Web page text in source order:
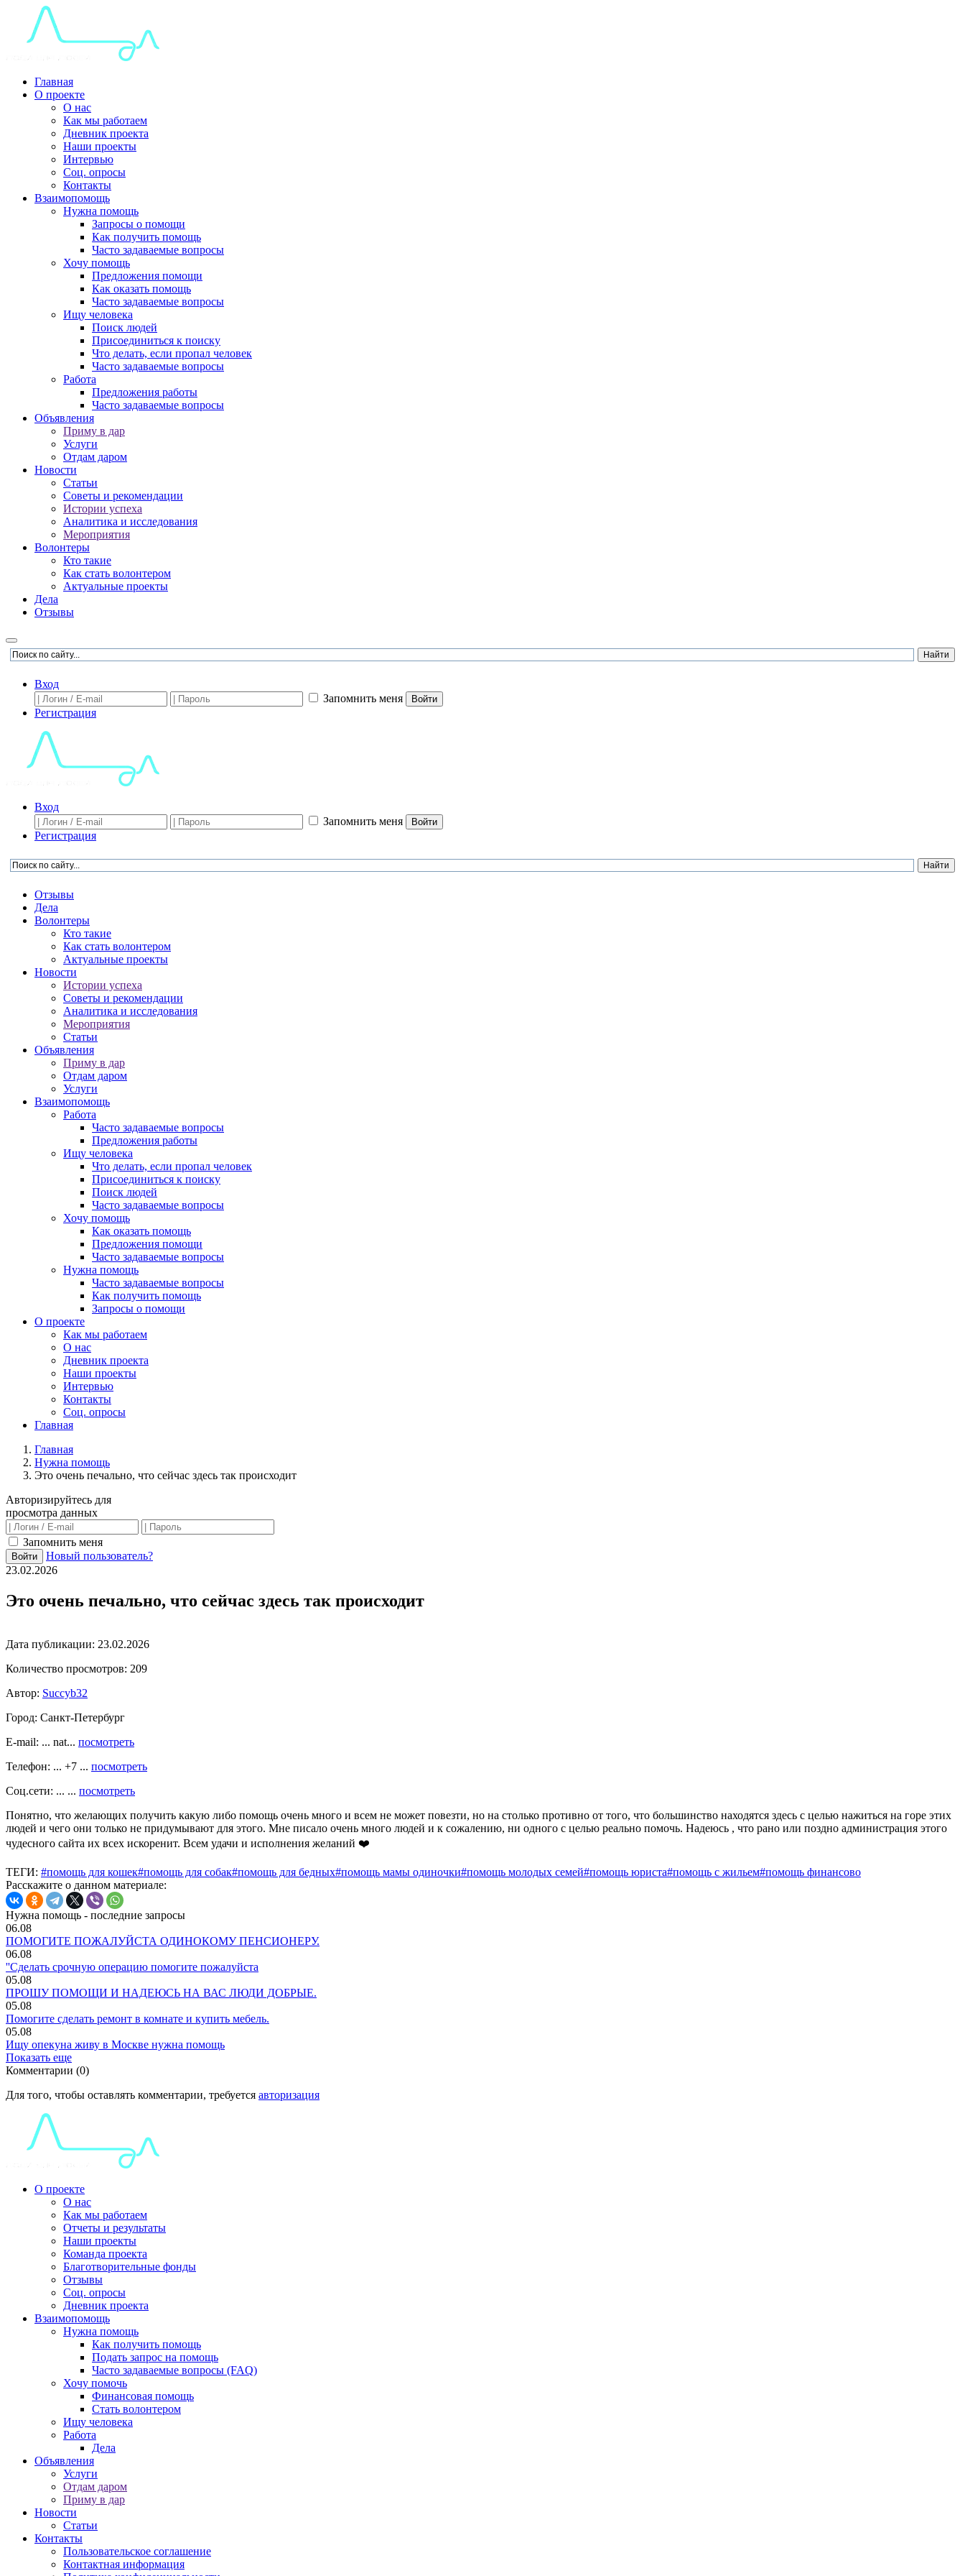
Главная
О проекте
О нас
Как мы работаем
Дневник проекта
Наши проекты
Интервью
Соц. опросы
Контакты
Взаимопомощь
Нужна помощь
Запросы о помощи
Как получить помощь
Часто задаваемые вопросы
Хочу помощь
Предложения помощи
Как оказать помощь
Часто задаваемые вопросы
Ищу человека
Поиск людей
Присоединиться к поиску
Что делать, если пропал человек
Часто задаваемые вопросы
Работа
Предложения работы
Часто задаваемые вопросы
Объявления
Приму в дар
Услуги
Отдам даром
Новости
Статьи
Советы и рекомендации
Истории успеха
Аналитика и исследования
Мероприятия
Волонтеры
Кто такие
Как стать волонтером
Актуальные проекты
Дела
Отзывы
Вход
Запомнить меня
Войти
Регистрация
Вход
Запомнить меня
Войти
Регистрация
Отзывы
Дела
Волонтеры
Кто такие
Как стать волонтером
Актуальные проекты
Новости
Истории успеха
Советы и рекомендации
Аналитика и исследования
Мероприятия
Статьи
Объявления
Приму в дар
Отдам даром
Услуги
Взаимопомощь
Работа
Часто задаваемые вопросы
Предложения работы
Ищу человека
Что делать, если пропал человек
Присоединиться к поиску
Поиск людей
Часто задаваемые вопросы
Хочу помощь
Как оказать помощь
Предложения помощи
Часто задаваемые вопросы
Нужна помощь
Часто задаваемые вопросы
Как получить помощь
Запросы о помощи
О проекте
Как мы работаем
О нас
Дневник проекта
Наши проекты
Интервью
Контакты
Соц. опросы
Главная
Главная
Нужна помощь
Это очень печально, что сейчас здесь так происходит
Авторизируйтесь для
просмотра данных
Запомнить меня
Войти
Новый пользователь?
23.02.2026
Это очень печально, что сейчас здесь так происходит
Дата публикации: 23.02.2026
Количество просмотров: 209
Автор: Succyb32
Город: Санкт-Петербург
E-mail: ... nat... посмотреть
Телефон: ... +7 ... посмотреть
Соц.сети: ... ... посмотреть
Понятно, что желающих получить какую либо помощь очень много и всем не может повезти, но на столько противно от того, что большинство находятся здесь с целью нажиться на горе этих
людей и чего они только не придумывают для этого. Мне писало очень много людей и к сожалению, ни одного с целью реально помочь. Надеюсь , что рано или поздно администрация этого
чудесного сайта их всех искоренит. Всем удачи и исполнения желаний ❤️
ТЕГИ: #помощь для кошек#помощь для собак#помощь для бедных#помощь мамы одиночки#помощь молодых семей#помощь юриста#помощь с жильем#помощь финансово
Расскажите о данном материале:
Нужна помощь - последние запросы
06.08
ПОМОГИТЕ ПОЖАЛУЙСТА ОДИНОКОМУ ПЕНСИОНЕРУ.
06.08
''Сделать срочную операцию помогите пожалуйста
05.08
ПРОШУ ПОМОЩИ И НАДЕЮСЬ НА ВАС ЛЮДИ ДОБРЫЕ.
05.08
Помогите сделать ремонт в комнате и купить мебель.
05.08
Ищу опекуна живу в Москве нужна помощь
Показать еще
Комментарии (0)
Для того, чтобы оставлять комментарии, требуется авторизация
О проекте
О нас
Как мы работаем
Отчеты и результаты
Наши проекты
Команда проекта
Благотворительные фонды
Отзывы
Соц. опросы
Дневник проекта
Взаимопомощь
Нужна помощь
Как получить помощь
Подать запрос на помощь
Часто задаваемые вопросы (FAQ)
Хочу помочь
Финансовая помощь
Стать волонтером
Ищу человека
Работа
Дела
Объявления
Услуги
Отдам даром
Приму в дар
Новости
Статьи
Контакты
Пользовательское соглашение
Контактная информация